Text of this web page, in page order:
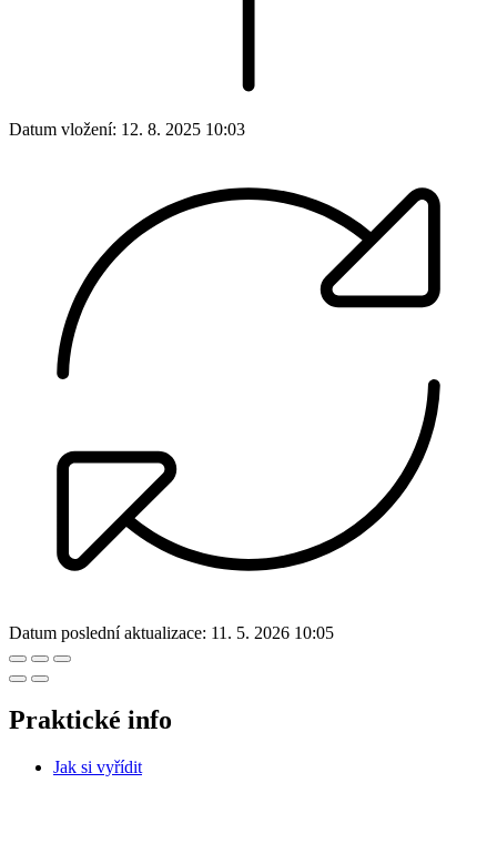
Datum vložení: 12. 8. 2025 10:03
Datum poslední aktualizace: 11. 5. 2026 10:05
Praktické info
Jak si vyřídit